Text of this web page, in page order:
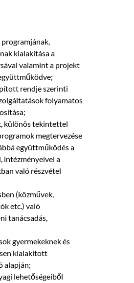
kialakítása a
valamint a projekt
rendje szerinti
folyamatos
különös tekintettel
megtervezése
együttműködés a
intézményeivel a
való részvétel
(közművek,
etc.) való
tanácsadás,
gyermekeknek és
kialakított
alapján;
lehetőségeiből